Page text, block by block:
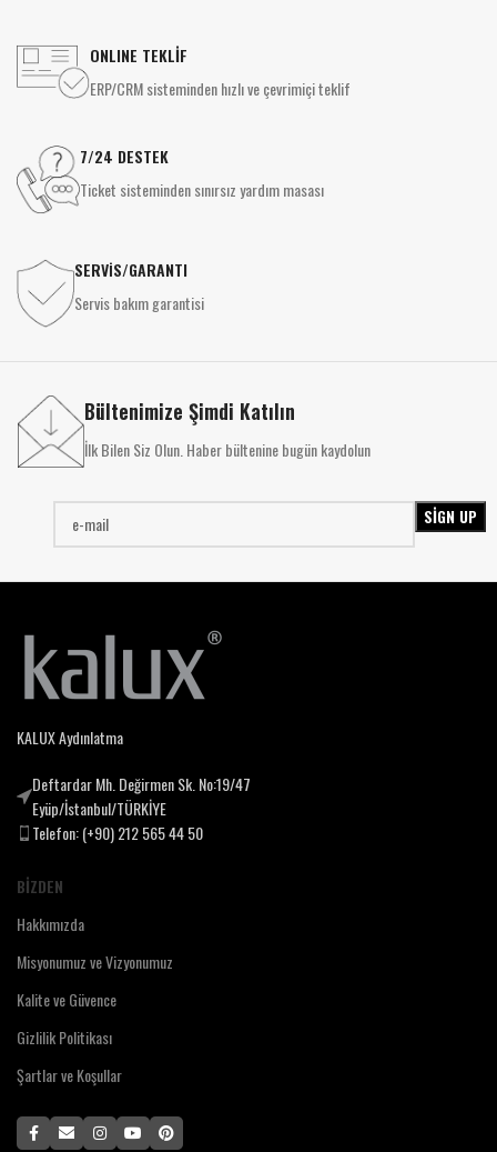
ONLINE TEKLİF
ERP/CRM sisteminden hızlı ve çevrimiçi teklif
7/24 DESTEK
Ticket sisteminden sınırsız yardım masası
SERVİS/GARANTI
Servis bakım garantisi
Bültenimize Şimdi Katılın
İlk Bilen Siz Olun. Haber bültenine bugün kaydolun
KALUX Aydınlatma
Deftardar Mh. Değirmen Sk. No:19/47
Eyüp/İstanbul/TÜRKİYE
Telefon: (+90) 212 565 44 50
BIZDEN
Hakkımızda
Misyonumuz ve Vizyonumuz
Kalite ve Güvence
Gizlilik Politikası
Şartlar ve Koşullar